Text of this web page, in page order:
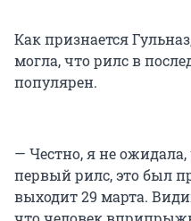
Как признается
могла, что рилс в
популярен.
— Честно, я не
первый рилс, это был
выходит 29 марта.